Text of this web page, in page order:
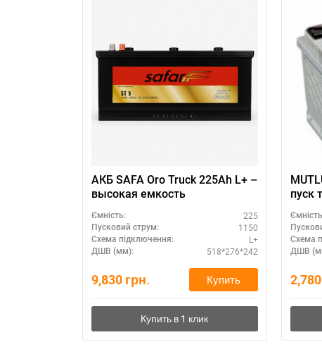
АКБ SAFA Oro Truck 225Ah L+ –
высокая емкость
Ємність: 225
Пусковий струм: 1150
Схема підключення: L+
ДШВ (мм): 518*276*242
9,830 грн. Купить
пуск ток:
Схема
ДШВ
2,780